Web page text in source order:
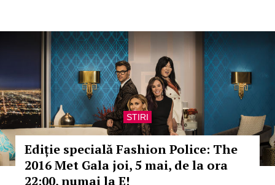
STIRI
Ediție specială Fashion Police: The
2016 Met Gala joi, 5 mai, de la ora
22:00, numai la E!